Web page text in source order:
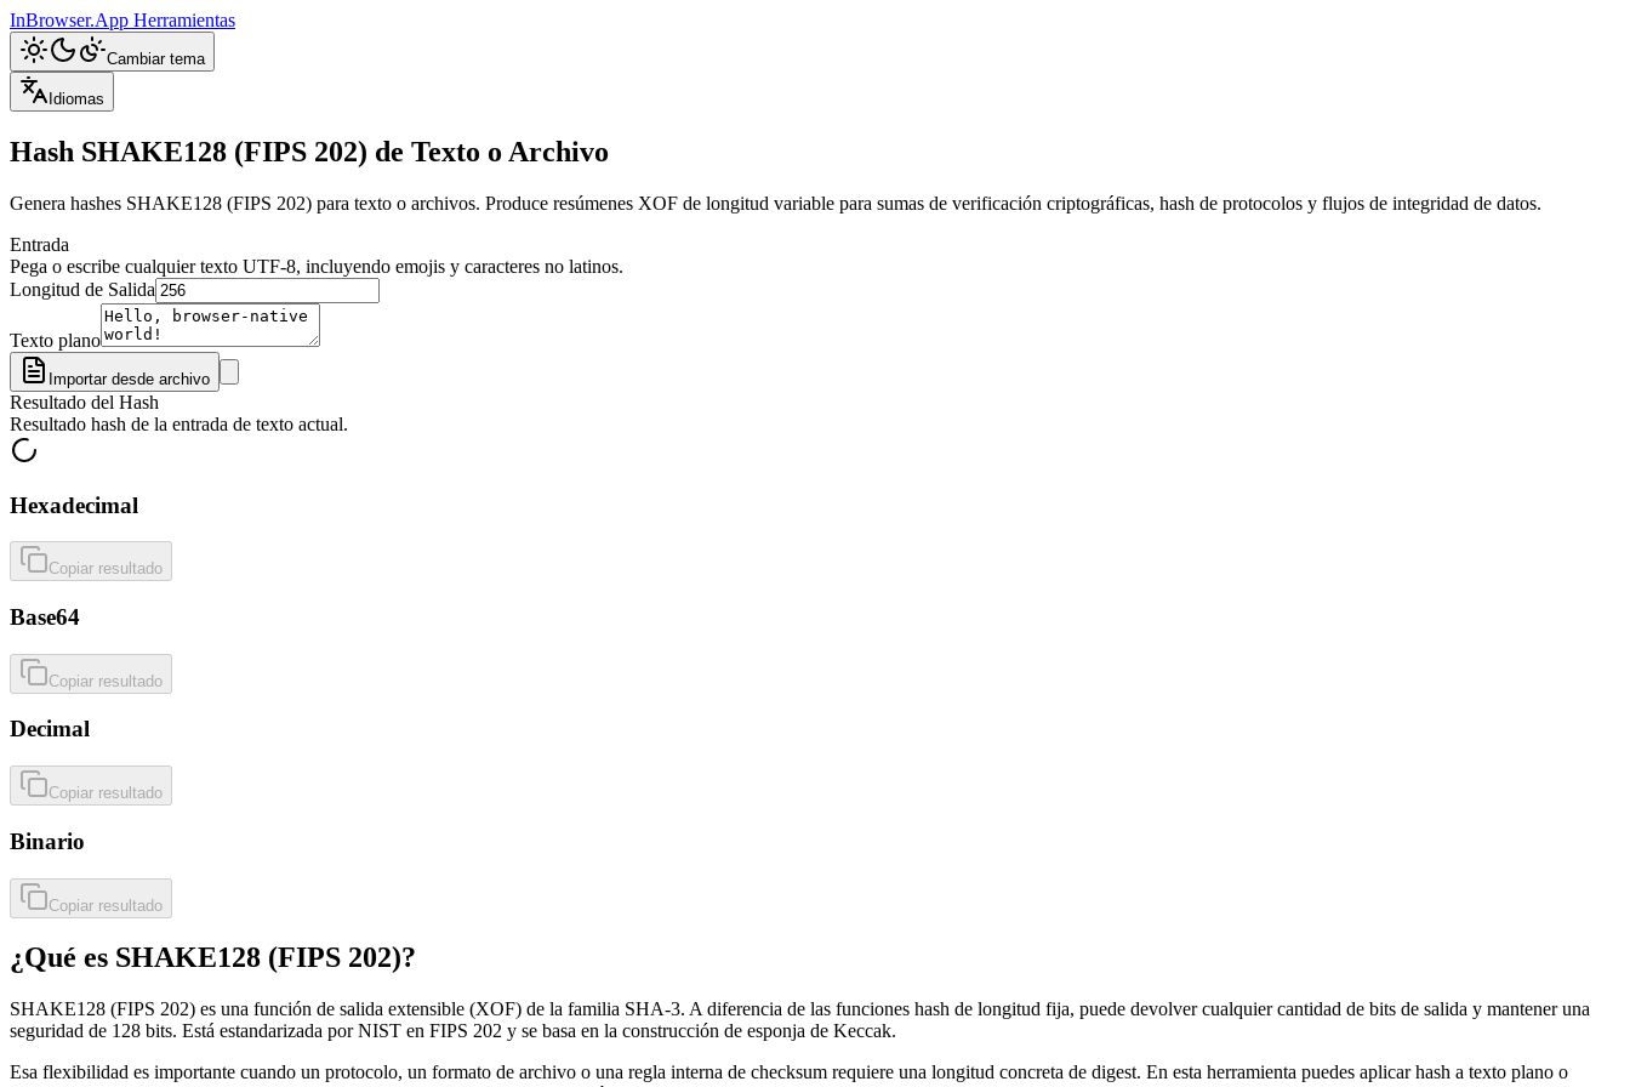
InBrowser.App Herramientas
Cambiar tema
Idiomas
Hash SHAKE128 (FIPS 202) de Texto o Archivo
Genera hashes SHAKE128 (FIPS 202) para texto o archivos. Produce resúmenes XOF de longitud variable para sumas de verificación criptográficas, hash de protocolos y flujos de integridad de datos.
Entrada
Pega o escribe cualquier texto UTF-8, incluyendo emojis y caracteres no latinos.
Longitud de Salida
Texto plano
Importar desde archivo
Resultado del Hash
Resultado hash de la entrada de texto actual.
Hexadecimal
Copiar resultado
Base64
Copiar resultado
Decimal
Copiar resultado
Binario
Copiar resultado
¿Qué es SHAKE128 (FIPS 202)?
SHAKE128 (FIPS 202) es una función de salida extensible (XOF) de la familia SHA-3. A diferencia de las funciones hash de longitud fija, puede devolver cualquier cantidad de bits de salida y mantener una
seguridad de 128 bits. Está estandarizada por NIST en FIPS 202 y se basa en la construcción de esponja de Keccak.
Esa flexibilidad es importante cuando un protocolo, un formato de archivo o una regla interna de checksum requiere una longitud concreta de digest. En esta herramienta puedes aplicar hash a texto plano o